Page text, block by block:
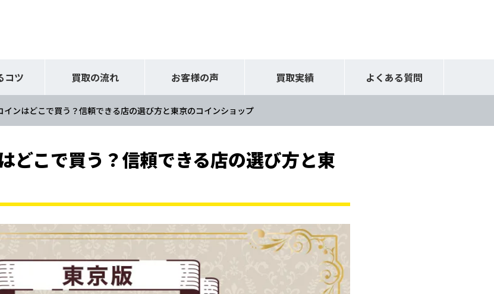
コツ 買取の流れ お客様の声 買取実績 よくある質問
インはどこで買う？信頼できる店の選び方と東京のコインショップ
どこで買う？信頼できる店の選び方と東